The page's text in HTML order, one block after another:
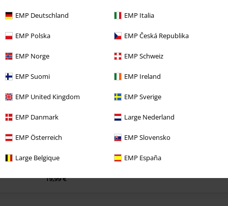
EMP Deutschland EMP Italia
EMP Polska EMP Česká Republika
EMP Norge EMP Schweiz
EMP Suomi EMP Ireland
EMP United Kingdom EMP Sverige
EMP Danmark Large Nederland
EMP Österreich EMP Slovensko
Large Belgique EMP España
19,99 €